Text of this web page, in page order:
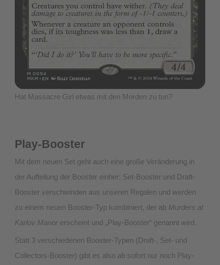
Hat Massacre Girl etwas mit den Morden zu tun?
Play-Booster
Mit dem neuen Set geht auch eine große Veränderung in
der Aufteilung der Booster einher: Set-Booster und Draft-
Booster verschwinden aus unseren Regalen und werden
zu einem neuen Booster-Typ kombiniert, der ab Murders at
Karlov Manor erscheint und „Play-Booster“ genannt wird.
Statt 3 verschiedenen Booster-Typen (Draft-, Set- und
Collectors-Booster) gibt es also ab sofort nur noch Play-